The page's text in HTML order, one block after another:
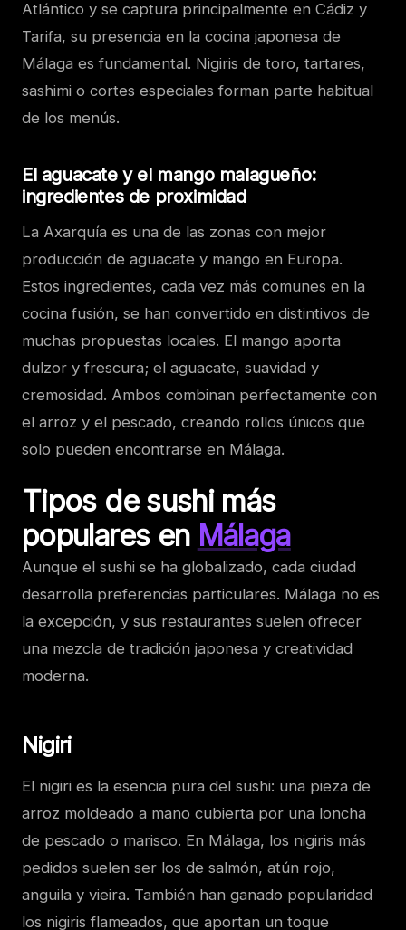
Atlántico y se captura principalmente en Cádiz y
Tarifa, su presencia en la cocina japonesa de
Málaga es fundamental. Nigiris de toro, tartares,
sashimi o cortes especiales forman parte habitual
de los menús.
El aguacate y el mango malagueño:
ingredientes de proximidad
La Axarquía es una de las zonas con mejor
producción de aguacate y mango en Europa.
Estos ingredientes, cada vez más comunes en la
cocina fusión, se han convertido en distintivos de
muchas propuestas locales. El mango aporta
dulzor y frescura; el aguacate, suavidad y
cremosidad. Ambos combinan perfectamente con
el arroz y el pescado, creando rollos únicos que
solo pueden encontrarse en Málaga.
Tipos de sushi más
populares en Málaga
Aunque el sushi se ha globalizado, cada ciudad
desarrolla preferencias particulares. Málaga no es
la excepción, y sus restaurantes suelen ofrecer
una mezcla de tradición japonesa y creatividad
moderna.
Nigiri
El nigiri es la esencia pura del sushi: una pieza de
arroz moldeado a mano cubierta por una loncha
de pescado o marisco. En Málaga, los nigiris más
pedidos suelen ser los de salmón, atún rojo,
anguila y vieira. También han ganado popularidad
los nigiris flameados, que aportan un toque